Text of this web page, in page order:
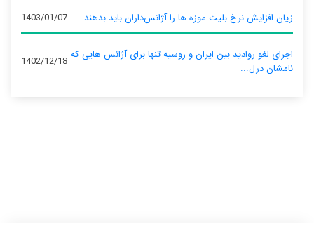
زیان افزایش نرخ بلیت موزه ها را آژانس‌داران باید بدهند 1403/01/07
اجرای لغو روادید بین ایران و روسیه تنها برای آژانس‌ هایی که
نامشان درل...
1402/12/18